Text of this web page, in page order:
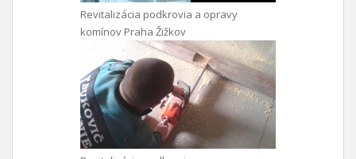
Revitalizácia podkrovia a opravy
komínov Praha Žižkov